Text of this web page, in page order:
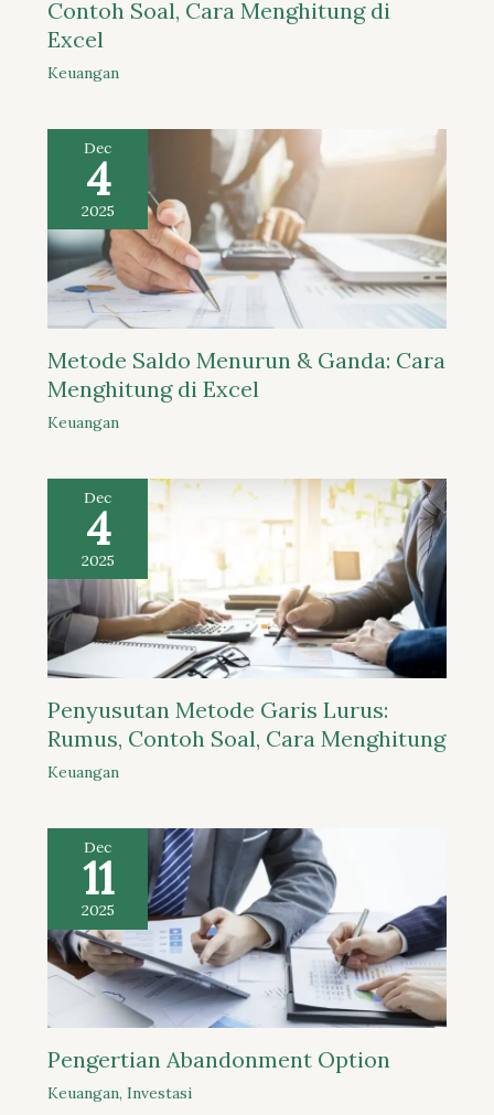
Contoh Soal, Cara Menghitung di
Excel
Keuangan
Dec
4
2025
Metode Saldo Menurun & Ganda: Cara
Menghitung di Excel
Keuangan
Dec
4
2025
Penyusutan Metode Garis Lurus:
Rumus, Contoh Soal, Cara Menghitung
Keuangan
Dec
11
2025
Pengertian Abandonment Option
Keuangan, Investasi